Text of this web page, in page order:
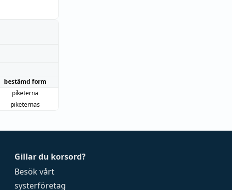
bestämd form
piketerna
piketernas
Gillar du korsord?
Besök vårt
systerföretag